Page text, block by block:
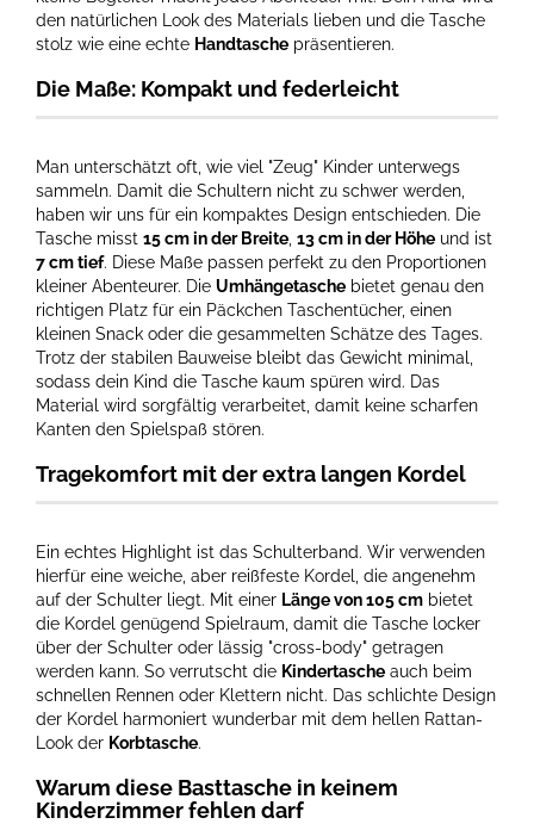
den natürlichen Look des Materials lieben und die Tasche
stolz wie eine echte Handtasche präsentieren.
Die Maße: Kompakt und federleicht
Man unterschätzt oft, wie viel "Zeug" Kinder unterwegs
sammeln. Damit die Schultern nicht zu schwer werden,
haben wir uns für ein kompaktes Design entschieden. Die
Tasche misst 15 cm in der Breite 13 cm in der Höhe und ist
7 cm tief. Diese Maße passen perfekt zu den Proportionen
kleiner Abenteurer. Die Umhängetasche bietet genau den
richtigen Platz für ein Päckchen Taschentücher, einen
kleinen Snack oder die gesammelten Schätze des Tages.
Trotz der stabilen Bauweise bleibt das Gewicht minimal,
sodass dein Kind die Tasche kaum spüren wird. Das
Material wird sorgfältig verarbeitet, damit keine scharfen
Kanten den Spielspaß stören.
Tragekomfort mit der extra langen Kordel
Ein echtes Highlight ist das Schulterband. Wir verwenden
hierfür eine weiche, aber reißfeste Kordel, die angenehm
auf der Schulter liegt. Mit einer Länge von 105 cm bietet
die Kordel genügend Spielraum, damit die Tasche locker
über der Schulter oder lässig "cross-body" getragen
werden kann. So verrutscht die Kindertasche auch beim
schnellen Rennen oder Klettern nicht. Das schlichte Design
der Kordel harmoniert wunderbar mit dem hellen Rattan-
Look der Korbtasche.
Warum diese Basttasche in keinem
Kinderzimmer fehlen darf